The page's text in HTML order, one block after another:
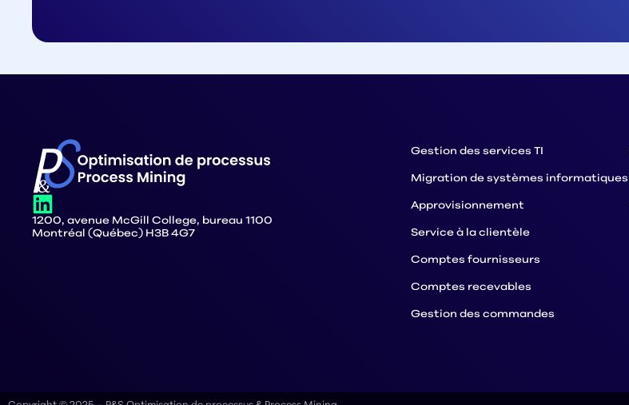
1200, avenue McGill College, bureau 1100
Montréal (Québec) H3B 4G7
Gestion des services TI
Migration de systèmes informatiques
Approvisionnement
Service à la clientèle
Comptes fournisseurs
Comptes recevables
Gestion des commandes